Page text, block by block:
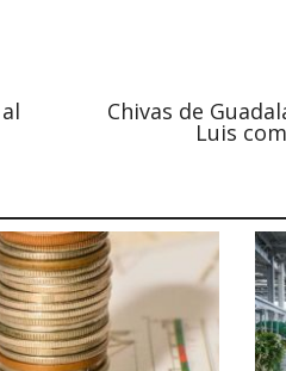
Chivas de
Luis